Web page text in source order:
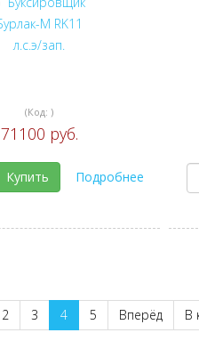
(Код:)
71100 руб.
Купить Подробнее
2 3 4 5 Вперёд В